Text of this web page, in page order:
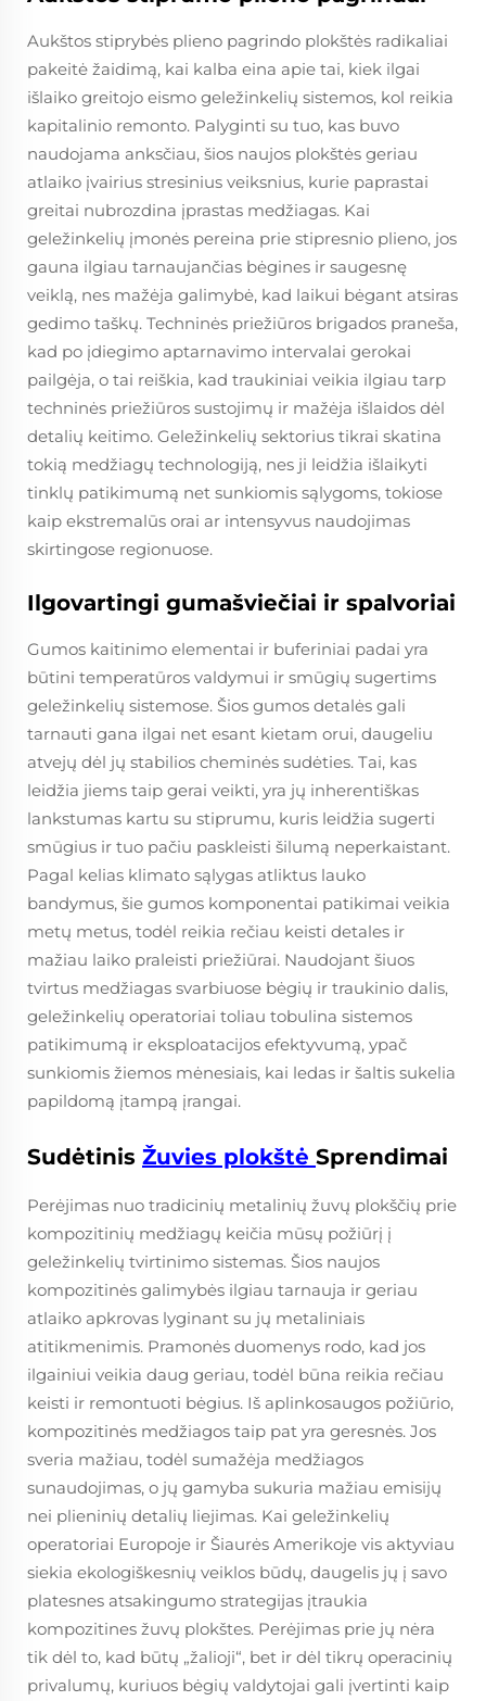
Aukštos stiprybės plieno pagrindo plokštės radikaliai
pakeitė žaidimą, kai kalba eina apie tai, kiek ilgai
išlaiko greitojo eismo geležinkelių sistemos, kol reikia
kapitalinio remonto. Palyginti su tuo, kas buvo
naudojama anksčiau, šios naujos plokštės geriau
atlaiko įvairius stresinius veiksnius, kurie paprastai
greitai nubrozdina įprastas medžiagas. Kai
geležinkelių įmonės pereina prie stipresnio plieno, jos
gauna ilgiau tarnaujančias bėgines ir saugesnę
veiklą, nes mažėja galimybė, kad laikui bėgant atsiras
gedimo taškų. Techninės priežiūros brigados praneša,
kad po įdiegimo aptarnavimo intervalai gerokai
pailgėja, o tai reiškia, kad traukiniai veikia ilgiau tarp
techninės priežiūros sustojimų ir mažėja išlaidos dėl
detalių keitimo. Geležinkelių sektorius tikrai skatina
tokią medžiagų technologiją, nes ji leidžia išlaikyti
tinklų patikimumą net sunkiomis sąlygoms, tokiose
kaip ekstremalūs orai ar intensyvus naudojimas
skirtingose regionuose.
Ilgovartingi gumašviečiai ir spalvoriai
Gumos kaitinimo elementai ir buferiniai padai yra
būtini temperatūros valdymui ir smūgių sugertims
geležinkelių sistemose. Šios gumos detalės gali
tarnauti gana ilgai net esant kietam orui, daugeliu
atvejų dėl jų stabilios cheminės sudėties. Tai, kas
leidžia jiems taip gerai veikti, yra jų inherentiškas
lankstumas kartu su stiprumu, kuris leidžia sugerti
smūgius ir tuo pačiu paskleisti šilumą neperkaistant.
Pagal kelias klimato sąlygas atliktus lauko
bandymus, šie gumos komponentai patikimai veikia
metų metus, todėl reikia rečiau keisti detales ir
mažiau laiko praleisti priežiūrai. Naudojant šiuos
tvirtus medžiagas svarbiuose bėgių ir traukinio dalis,
geležinkelių operatoriai toliau tobulina sistemos
patikimumą ir eksploatacijos efektyvumą, ypač
sunkiomis žiemos mėnesiais, kai ledas ir šaltis sukelia
papildomą įtampą įrangai.
Sudėtinis Žuvies plokštė Sprendimai
Perėjimas nuo tradicinių metalinių žuvų plokščių prie
kompozitinių medžiagų keičia mūsų požiūrį į
geležinkelių tvirtinimo sistemas. Šios naujos
kompozitinės galimybės ilgiau tarnauja ir geriau
atlaiko apkrovas lyginant su jų metaliniais
atitikmenimis. Pramonės duomenys rodo, kad jos
ilgainiui veikia daug geriau, todėl būna reikia rečiau
keisti ir remontuoti bėgius. Iš aplinkosaugos požiūrio,
kompozitinės medžiagos taip pat yra geresnės. Jos
sveria mažiau, todėl sumažėja medžiagos
sunaudojimas, o jų gamyba sukuria mažiau emisijų
nei plieninių detalių liejimas. Kai geležinkelių
operatoriai Europoje ir Šiaurės Amerikoje vis aktyviau
siekia ekologiškesnių veiklos būdų, daugelis jų į savo
platesnes atsakingumo strategijas įtraukia
kompozitines žuvų plokštes. Perėjimas prie jų nėra
tik dėl to, kad būtų „žalioji“, bet ir dėl tikrų operacinių
privalumų, kuriuos bėgių valdytojai gali įvertinti kaip